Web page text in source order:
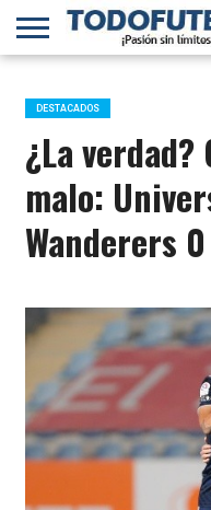
PRIMERA
B
SELECCIÓN
CHILENA
CHILENOS
EN EL
MUNDO
FÚTBOL
INTERNACIONAL
DESTACADOS
¿La verdad?
malo:
Wanderers 0